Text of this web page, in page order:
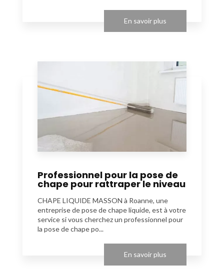
En savoir plus
Professionnel pour la pose de
chape pour rattraper le niveau
CHAPE LIQUIDE MASSON à Roanne, une
entreprise de pose de chape liquide, est à votre
service si vous cherchez un professionnel pour
la pose de chape po...
En savoir plus